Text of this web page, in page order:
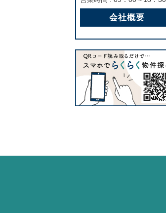
会社概要